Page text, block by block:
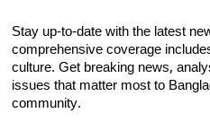
Stay up-to-date with the latest
comprehensive coverage
culture. Get breaking news,
issues that matter most to
community.